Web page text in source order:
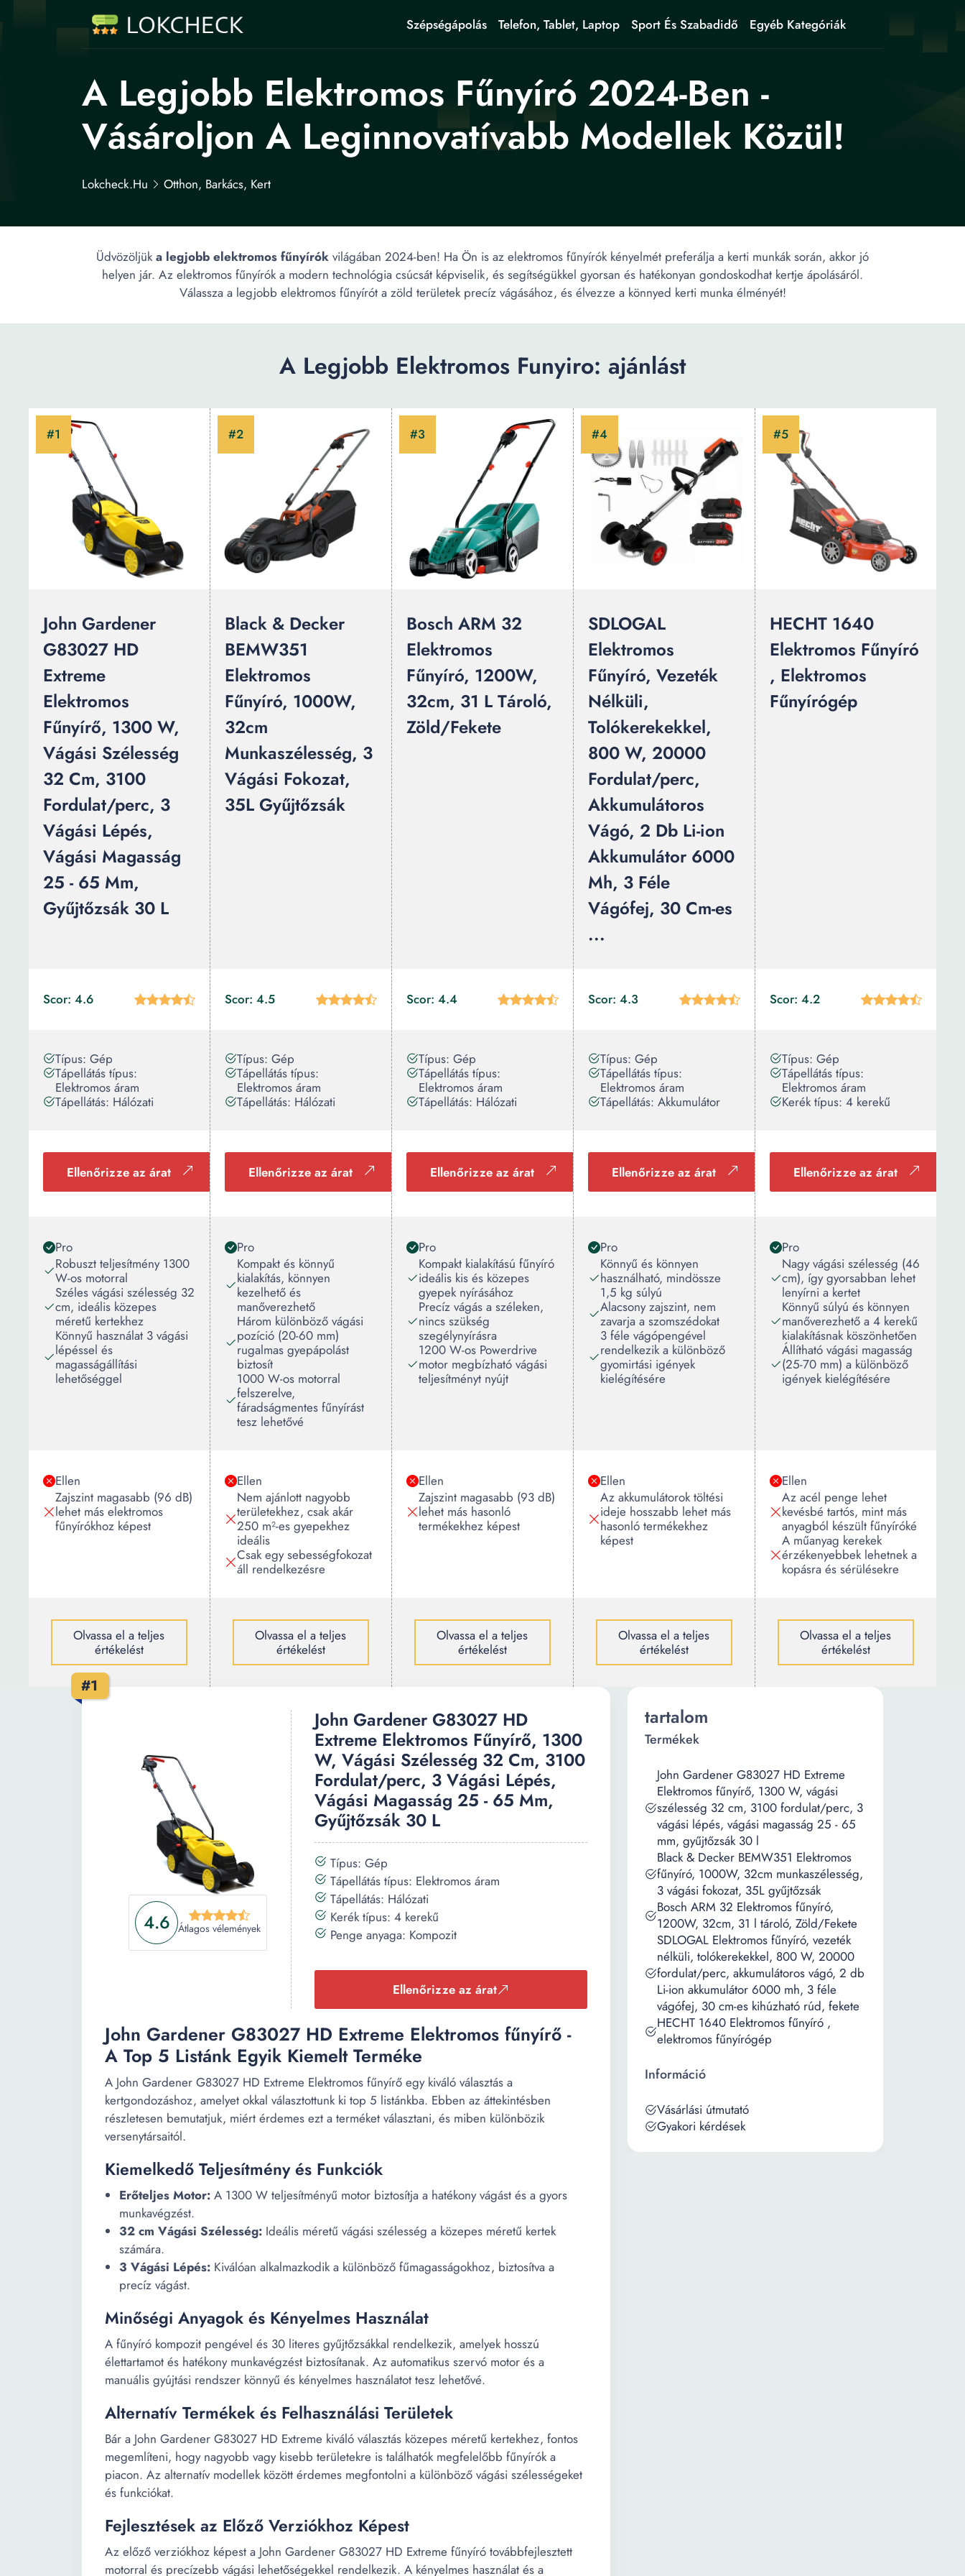
Szépségápolás Telefon, Tablet, Laptop Sport És Szabadidő Egyéb Kategóriák
A Legjobb Elektromos Fűnyíró 2024-Ben -
Vásároljon A Leginnovatívabb Modellek Közül!
Lokcheck.hu Otthon, Barkács, Kert
Üdvözöljüka legjobb elektromos fűnyírók világában 2024-ben! Ha Ön is az elektromos fűnyírók kényelmét preferálja a kerti munkák során, akkor jó
helyen jár. Az elektromos fűnyírók a modern technológia csúcsát képviselik, és segítségükkel gyorsan és hatékonyan gondoskodhat kertje ápolásáról.
Válassza a legjobb elektromos fűnyírót a zöld területek precíz vágásához, és élvezze a könnyed kerti munka élményét!
A Legjobb Elektromos Funyiro: ajánlást
John Gardener
G83027 HD
Extreme
Elektromos
Fűnyírő, 1300 W,
Vágási Szélesség
32 Cm, 3100
Fordulat/perc, 3
Vágási Lépés,
Vágási Magasság
25 - 65 Mm,
Gyűjtőzsák 30 L
Scor: 4.6
Típus: Gép
Tápellátás típus:
Elektromos áram
Tápellátás: Hálózati
Ellenőrizze az árat
Pro
Robuszt teljesítmény 1300
W-os motorral
Széles vágási szélesség 32
cm, ideális közepes
méretű kertekhez
Könnyű használat 3 vágási
lépéssel és
magasságállítási
lehetőséggel
Ellen
Zajszint magasabb (96 dB)
lehet más elektromos
fűnyírókhoz képest
Olvassa el a teljes
értékelést
Black & Decker
BEMW351
Elektromos
Fűnyíró, 1000W,
32cm
Munkaszélesség, 3
Vágási Fokozat,
35L Gyűjtőzsák
Scor: 4.5
Típus: Gép
Tápellátás típus:
Elektromos áram
Tápellátás: Hálózati
Ellenőrizze az árat
Pro
Kompakt és könnyű
kialakítás, könnyen
kezelhető és
manőverezhető
Három különböző vágási
pozíció (20-60 mm)
rugalmas gyepápolást
biztosít
1000 W-os motorral
felszerelve,
fáradságmentes fűnyírást
tesz lehetővé
Ellen
Nem ajánlott nagyobb
területekhez, csak akár
250 m²-es gyepekhez
ideális
Csak egy sebességfokozat
áll rendelkezésre
Olvassa el a teljes
értékelést
Bosch ARM 32
Elektromos
Fűnyíró, 1200W,
32cm, 31 L Tároló,
Zöld/Fekete
Scor: 4.4
Típus: Gép
Tápellátás típus:
Elektromos áram
Tápellátás: Hálózati
Ellenőrizze az árat
Pro
Kompakt kialakítású fűnyíró
ideális kis és közepes
gyepek nyírásához
Precíz vágás a széleken,
nincs szükség
szegélynyírásra
1200 W-os Powerdrive
motor megbízható vágási
teljesítményt nyújt
Ellen
Zajszint magasabb (93 dB)
lehet más hasonló
termékekhez képest
Olvassa el a teljes
értékelést
SDLOGAL
Elektromos
Fűnyíró, Vezeték
Nélküli,
Tolókerekekkel,
800 W, 20000
Fordulat/perc,
Akkumulátoros
Vágó, 2 Db Li-ion
Akkumulátor 6000
Mh, 3 Féle
Vágófej, 30 Cm-es
...
Scor: 4.3
Típus: Gép
Tápellátás típus:
Elektromos áram
Tápellátás: Akkumulátor
Ellenőrizze az árat
Pro
Könnyű és könnyen
használható, mindössze
1,5 kg súlyú
Alacsony zajszint, nem
zavarja a szomszédokat
3 féle vágópengével
rendelkezik a különböző
gyomirtási igények
kielégítésére
Ellen
Az akkumulátorok töltési
ideje hosszabb lehet más
hasonló termékekhez
képest
Olvassa el a teljes
értékelést
HECHT 1640
Elektromos Fűnyíró
, Elektromos
Fűnyírógép
Scor: 4.2
Típus: Gép
Tápellátás típus:
Elektromos áram
Kerék típus: 4 kerekű
Ellenőrizze az árat
Pro
Nagy vágási szélesség (46
cm), így gyorsabban lehet
lenyírni a kertet
Könnyű súlyú és könnyen
manőverezhető a 4 kerekű
kialakításnak köszönhetően
Állítható vágási magasság
(25-70 mm) a különböző
igények kielégítésére
Ellen
Az acél penge lehet
kevésbé tartós, mint más
anyagból készült fűnyíróké
A műanyag kerekek
érzékenyebbek lehetnek a
kopásra és sérülésekre
Olvassa el a teljes
értékelést
#1
4.6 Átlagos vélemények
John Gardener G83027 HD
Extreme Elektromos Fűnyírő, 1300
W, Vágási Szélesség 32 Cm, 3100
Fordulat/perc, 3 Vágási Lépés,
Vágási Magasság 25 - 65 Mm,
Gyűjtőzsák 30 L
Típus: Gép
Tápellátás típus: Elektromos áram
Tápellátás: Hálózati
Kerék típus: 4 kerekű
Penge anyaga: Kompozit
Ellenőrizze az árat
John Gardener G83027 HD Extreme Elektromos fűnyírő -
A Top 5 Listánk Egyik Kiemelt Terméke
A John Gardener G83027 HD Extreme Elektromos fűnyírő egy kiváló választás a
kertgondozáshoz, amelyet okkal választottunk ki top 5 listánkba. Ebben az áttekintésben
részletesen bemutatjuk, miért érdemes ezt a terméket választani, és miben különbözik
versenytársaitól.
Kiemelkedő Teljesítmény és Funkciók
Erőteljes Motor: A 1300 W teljesítményű motor biztosítja a hatékony vágást és a gyors
munkavégzést.
32 cm Vágási Szélesség: Ideális méretű vágási szélesség a közepes méretű kertek
számára.
3 Vágási Lépés: Kiválóan alkalmazkodik a különböző fűmagasságokhoz, biztosítva a
precíz vágást.
Minőségi Anyagok és Kényelmes Használat
A fűnyíró kompozit pengével és 30 literes gyűjtőzsákkal rendelkezik, amelyek hosszú
élettartamot és hatékony munkavégzést biztosítanak. Az automatikus szervó motor és a
manuális gyújtási rendszer könnyű és kényelmes használatot tesz lehetővé.
Alternatív Termékek és Felhasználási Területek
Bár a John Gardener G83027 HD Extreme kiváló választás közepes méretű kertekhez, fontos
megemlíteni, hogy nagyobb vagy kisebb területekre is találhatók megfelelőbb fűnyírók a
piacon. Az alternatív modellek között érdemes megfontolni a különböző vágási szélességeket
és funkciókat.
Fejlesztések az Előző Verziókhoz Képest
Az előző verziókhoz képest a John Gardener G83027 HD Extreme fűnyíró továbbfejlesztett
motorral és precízebb vágási lehetőségekkel rendelkezik. A kényelmes használat és a
tartalom
Termékek
John Gardener G83027 HD Extreme
Elektromos fűnyírő, 1300 W, vágási
szélesség 32 cm, 3100 fordulat/perc, 3
vágási lépés, vágási magasság 25 - 65
mm, gyűjtőzsák 30 l
Black & Decker BEMW351 Elektromos
fűnyíró, 1000W, 32cm munkaszélesség,
3 vágási fokozat, 35L gyűjtőzsák
Bosch ARM 32 Elektromos fűnyíró,
1200W, 32cm, 31 l tároló, Zöld/Fekete
SDLOGAL Elektromos fűnyíró, vezeték
nélküli, tolókerekekkel, 800 W, 20000
fordulat/perc, akkumulátoros vágó, 2 db
Li-ion akkumulátor 6000 mh, 3 féle
vágófej, 30 cm-es kihúzható rúd, fekete
HECHT 1640 Elektromos fűnyíró ,
elektromos fűnyírógép
Információ
Vásárlási útmutató
Gyakori kérdések